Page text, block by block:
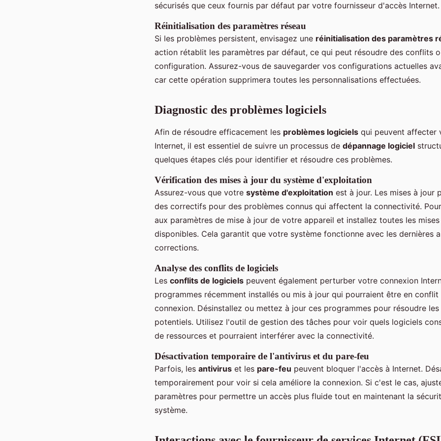
sécurisés que ceux fournis par défaut par votre fournisseur d'accès Internet.
Réinitialisation des paramètres réseau
Si les problèmes persistent, envisagez une réinitialisation des paramètres
action rétablit les paramètres par défaut, ce qui peut résoudre des conflits
configuration. Assurez-vous de sauvegarder vos configurations actuelles
car cette opération supprimera toutes les personnalisations effectuées.
Diagnostic des problèmes logiciels
Afin de résoudre efficacement les problèmes logiciels qui peuvent affecter
Internet, il est essentiel de suivre un processus de dépannage logiciel
quelques étapes clés pour identifier et résoudre ces problèmes.
Vérification des mises à jour du système d'exploitation
Assurez-vous que votre système d'exploitation est à jour. Les mises à jour
des correctifs pour des problèmes connus qui affectent la connectivité.
aux paramètres de mise à jour de votre appareil et installez toutes les
disponibles. Cela garantit que votre système fonctionne avec les dernières
corrections.
Analyse des conflits de logiciels
Les conflits de logiciels peuvent également perturber votre connexion
programmes récemment installés ou mis à jour qui pourraient être en
connexion. Désinstallez ou mettez à jour ces programmes pour résoudre
potentiels. Utilisez l'outil de gestion des tâches pour voir quels logiciels
de ressources et pourraient interférer avec la connectivité.
Désactivation temporaire de l'antivirus et du pare-feu
Parfois, les antivirus et les pare-feu peuvent bloquer l'accès à Internet.
temporairement pour voir si cela améliore la connexion. Si c'est le cas,
paramètres pour permettre un accès plus fluide tout en maintenant la
système.